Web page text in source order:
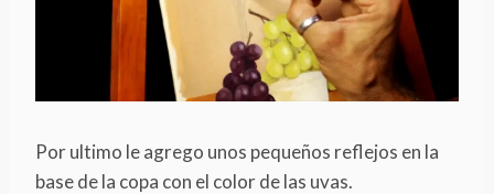
Por ultimo le agrego unos pequeños reflejos en la
base de la copa con el color de las uvas.